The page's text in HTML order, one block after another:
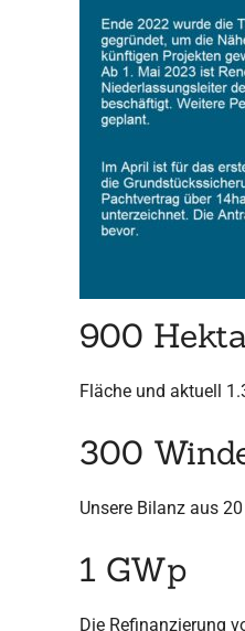
900
Fläche und aktuell
300
Unsere Bilanz aus
1 GWp
Die Refinanzierung